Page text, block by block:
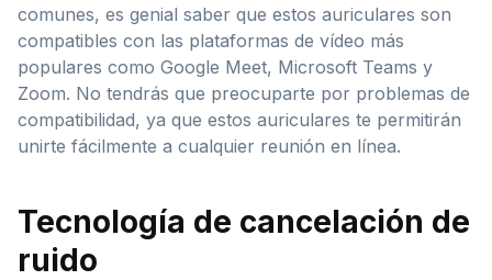
comunes, es genial saber que estos auriculares son
compatibles con las plataformas de vídeo más
populares como Google Meet, Microsoft Teams y
Zoom. No tendrás que preocuparte por problemas de
compatibilidad, ya que estos auriculares te permitirán
unirte fácilmente a cualquier reunión en línea.
Tecnología de cancelación de
ruido